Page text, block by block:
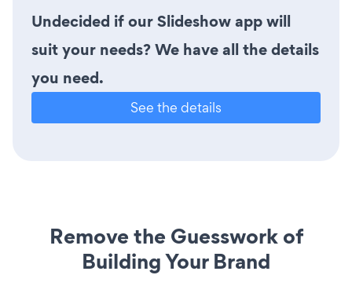
Undecided if our Slideshow app will
suit your needs? We have all the details
you need.
See the details
Remove the Guesswork of
Building Your Brand